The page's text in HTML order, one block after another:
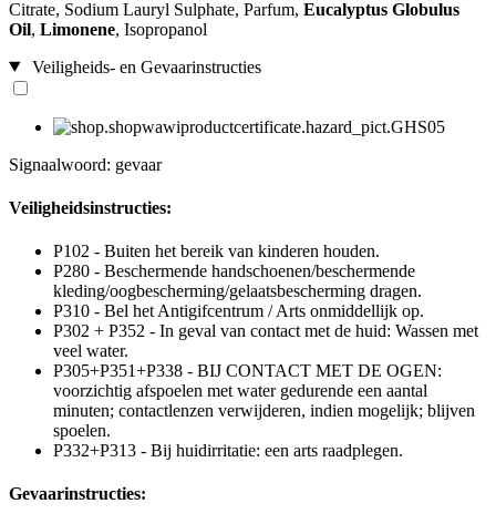
Citrate, Sodium Lauryl Sulphate, Parfum, Eucalyptus Globulus
Oil, Limonene, Isopropanol
Veiligheids- en Gevaarinstructies
Signaalwoord: gevaar
Veiligheidsinstructies:
P102 - Buiten het bereik van kinderen houden.
P280 - Beschermende handschoenen/beschermende
kleding/oogbescherming/gelaatsbescherming dragen.
P310 - Bel het Antigifcentrum / Arts onmiddellijk op.
P302 + P352 - In geval van contact met de huid: Wassen met
veel water.
P305+P351+P338 - BIJ CONTACT MET DE OGEN:
voorzichtig afspoelen met water gedurende een aantal
minuten; contactlenzen verwijderen, indien mogelijk; blijven
spoelen.
P332+P313 - Bij huidirritatie: een arts raadplegen.
Gevaarinstructies: